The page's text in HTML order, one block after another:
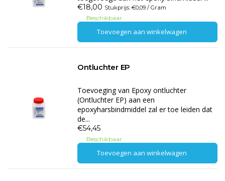
€18,00 Stukprijs: €0,09 / Gram
Beschikbaar
Toevoegen aan winkelwagen
Ontluchter EP
Toevoeging van Epoxy ontluchter
(Ontluchter EP) aan een
epoxyharsbindmiddel zal er toe leiden dat
de...
€54,45
Beschikbaar
Toevoegen aan winkelwagen